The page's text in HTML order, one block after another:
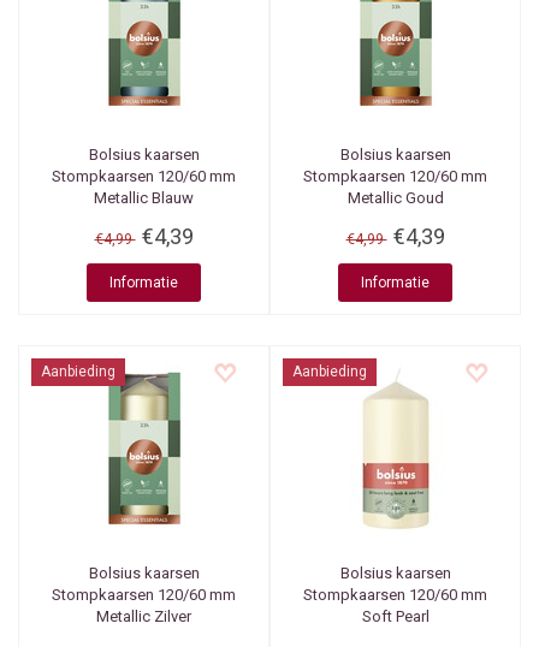
Bolsius kaarsen
Stompkaarsen 120/60 mm
Metallic Blauw
€4,99 €4,39
Informatie
Bolsius kaarsen
Stompkaarsen 120/60 mm
Metallic Goud
€4,99 €4,39
Informatie
Aanbieding
Bolsius kaarsen
Stompkaarsen 120/60 mm
Metallic Zilver
Aanbieding
Bolsius kaarsen
Stompkaarsen 120/60 mm
Soft Pearl